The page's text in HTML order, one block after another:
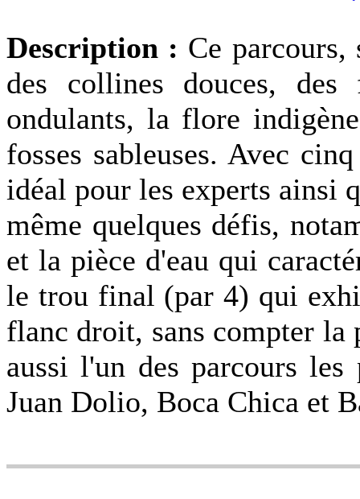
Description : Ce parcours,
des collines douces, des
ondulants, la flore
fosses sableuses. Avec
idéal pour les experts ainsi
même quelques défis,
et la pièce d'eau qui
le trou final (par 4) qui
flanc droit, sans compter la
aussi l'un des parcours les
Juan Dolio, Boca Chica et